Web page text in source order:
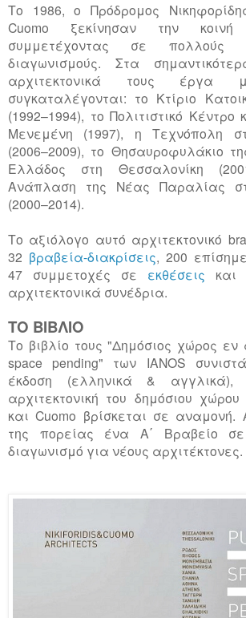
Το 1986, ο Πρόδρομος
Cuomo ξεκίνησαν την
συμμετέχοντας σε πολλούς
διαγωνισμούς. Στα
αρχιτεκτονικά τους έργα
συγκαταλέγονται: το Κτίριο
(1992–1994), το Πολιτιστικό
Μενεμένη (1997), η Τεχνόπολη
(2006–2009), το Θησαυροφυλάκιο
Ελλάδος στη Θεσσαλονίκη
Ανάπλαση της Νέας Παραλίας
(2000–2014).
Το αξιόλογο αυτό αρχιτεκτονικό
32 βραβεία-διακρίσεις, 200
47 συμμετοχές σε εκθέσεις και
αρχιτεκτονικά συνέδρια.
ΤΟ ΒΙΒΛΙΟ
Το βιβλίο τους "Δημόσιος χώρος
space
pending" των IANOS
έκδοση (ελληνικά &
αρχιτεκτονική του δημόσιου
καιCuomo βρίσκεται σε αναμονή.
της πορείας ένα Α΄ Βραβείο
διαγωνισμό για νέους αρχιτέκτονες.